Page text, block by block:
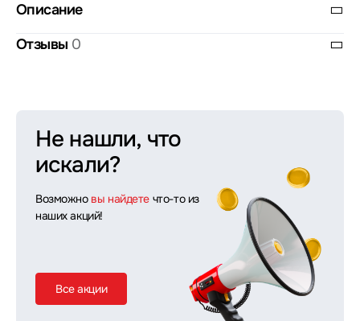
Описание
Отзывы 0
Не нашли, что
искали?
Возможно вы найдете что-то из
наших акций!
Все акции